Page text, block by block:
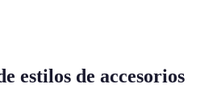
estilos de accesorios